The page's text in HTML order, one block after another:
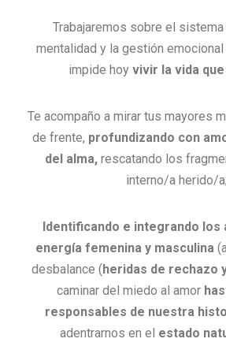
Trabajaremos sobre el
mentalidad y la gestión
impide hoy vivir la vida
Te acompaño a mirar tus mayores
de frente, profundizando con
del alma, rescatando los
interno/a herido/a;
Identificando e integrando los
energía femenina y masculina
desbalance (heridas de rechazo
caminar del miedo al amor
responsables de nuestra
adentrarnos en el estado